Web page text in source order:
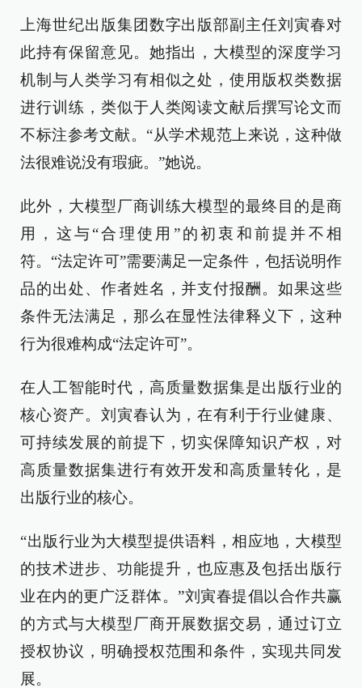
上海世纪出版集团数字出版部副主任刘寅春对
此持有保留意见。她指出，大模型的深度学习
机制与人类学习有相似之处，使用版权类数据
进行训练，类似于人类阅读文献后撰写论文而
不标注参考文献。“从学术规范上来说，这种做
法很难说没有瑕疵。”她说。
此外，大模型厂商训练大模型的最终目的是商
用，这与“合理使用”的初衷和前提并不相
符。“法定许可”需要满足一定条件，包括说明作
品的出处、作者姓名，并支付报酬。如果这些
条件无法满足，那么在显性法律释义下，这种
行为很难构成“法定许可”。
在人工智能时代，高质量数据集是出版行业的
核心资产。刘寅春认为，在有利于行业健康、
可持续发展的前提下，切实保障知识产权，对
高质量数据集进行有效开发和高质量转化，是
出版行业的核心。
“出版行业为大模型提供语料，相应地，大模型
的技术进步、功能提升，也应惠及包括出版行
业在内的更广泛群体。”刘寅春提倡以合作共赢
的方式与大模型厂商开展数据交易，通过订立
授权协议，明确授权范围和条件，实现共同发
展。